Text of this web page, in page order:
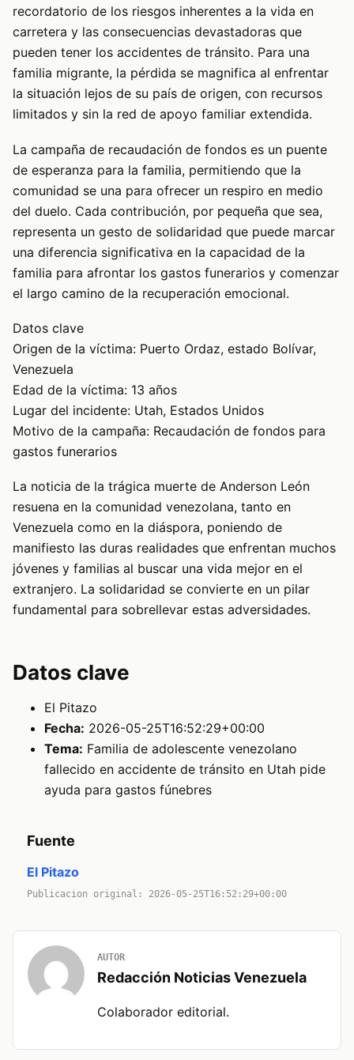
recordatorio de los riesgos inherentes a la vida en
carretera y las consecuencias devastadoras que
pueden tener los accidentes de tránsito. Para una
familia migrante, la pérdida se magnifica al enfrentar
la situación lejos de su país de origen, con recursos
limitados y sin la red de apoyo familiar extendida.
La campaña de recaudación de fondos es un puente
de esperanza para la familia, permitiendo que la
comunidad se una para ofrecer un respiro en medio
del duelo. Cada contribución, por pequeña que sea,
representa un gesto de solidaridad que puede marcar
una diferencia significativa en la capacidad de la
familia para afrontar los gastos funerarios y comenzar
el largo camino de la recuperación emocional.
Datos clave
Origen de la víctima: Puerto Ordaz, estado Bolívar,
Venezuela
Edad de la víctima: 13 años
Lugar del incidente: Utah, Estados Unidos
Motivo de la campaña: Recaudación de fondos para
gastos funerarios
La noticia de la trágica muerte de Anderson León
resuena en la comunidad venezolana, tanto en
Venezuela como en la diáspora, poniendo de
manifiesto las duras realidades que enfrentan muchos
jóvenes y familias al buscar una vida mejor en el
extranjero. La solidaridad se convierte en un pilar
fundamental para sobrellevar estas adversidades.
Datos clave
El Pitazo
Fecha: 2026-05-25T16:52:29+00:00
Tema: Familia de adolescente venezolano
fallecido en accidente de tránsito en Utah pide
ayuda para gastos fúnebres
Fuente
El Pitazo
Publicacion original: 2026-05-25T16:52:29+00:00
AUTOR
Redacción Noticias Venezuela
Colaborador editorial.